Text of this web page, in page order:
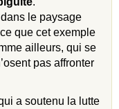
le paysage
que cet exemple
ailleurs, qui se
pas affronter
a soutenu la lutte